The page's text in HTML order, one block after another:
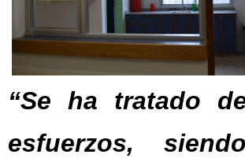
“Se ha tratado
esfuerzos,